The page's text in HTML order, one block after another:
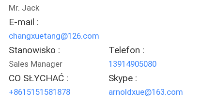
Mr. Jack
E-mail :
changxuetang@126.com
Stanowisko :
Sales Manager
Telefon :
13914905080
CO SŁYCHAĆ :
+8615151581878
Skype :
arnoldxue@163.com